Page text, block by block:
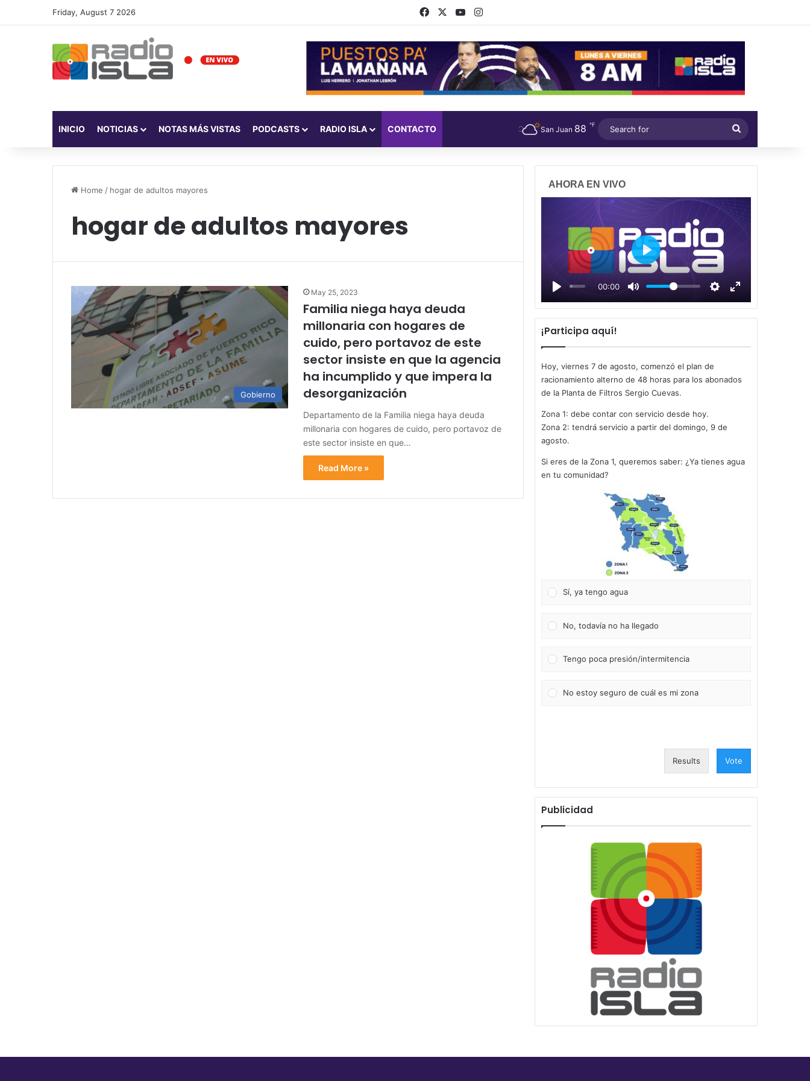
Friday, August 7 2026 FacebookYouTubeInstagram
INICIO NOTICIAS NOTAS MÁS VISTAS PODCASTS RADIO ISLA CONTACTO San Juan 88 ℉
for
Home / hogar de adultos mayores
hogar de adultos mayores
Gobierno
May 25, 2023
Familia niega haya deuda
millonaria con hogares de
cuido, pero portavoz de este
sector insiste en que la agencia
ha incumplido y que impera la
desorganización
Departamento de la Familia niega haya deuda
millonaria con hogares de cuido, pero portavoz de
este sector insiste en que…
Read More »
AHORA EN VIVO
00:00
P
l
a
y
¡Participa aquí!
Hoy, viernes 7 de agosto, comenzó el plan de
racionamiento alterno de 48 horas para los abonados
de la Planta de Filtros Sergio Cuevas.
Zona 1: debe contar con servicio desde hoy.
Zona 2: tendrá servicio a partir del domingo, 9 de
agosto.
Si eres de la Zona 1, queremos saber: ¿Ya tienes agua
en tu comunidad?
Sí, ya tengo agua
No, todavía no ha llegado
Tengo poca presión/intermitencia
No estoy seguro de cuál es mi zona
Results Vote
Publicidad